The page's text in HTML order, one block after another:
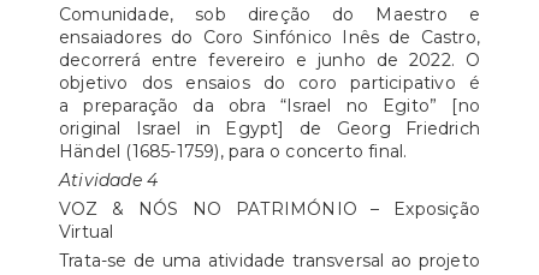
Comunidade, sob direção do Maestro e
ensaiadores do Coro Sinfónico Inês de Castro,
decorrerá entre fevereiro e junho de 2022. O
objetivo dos ensaios do coro participativo é
a preparação da obra “Israel no Egito” [no
original Israel in Egypt] de Georg Friedrich
Händel (1685-1759), para o concerto final.
Atividade 4
VOZ & NÓS NO PATRIMÓNIO – Exposição
Virtual
Trata-se de uma atividade transversal ao projeto